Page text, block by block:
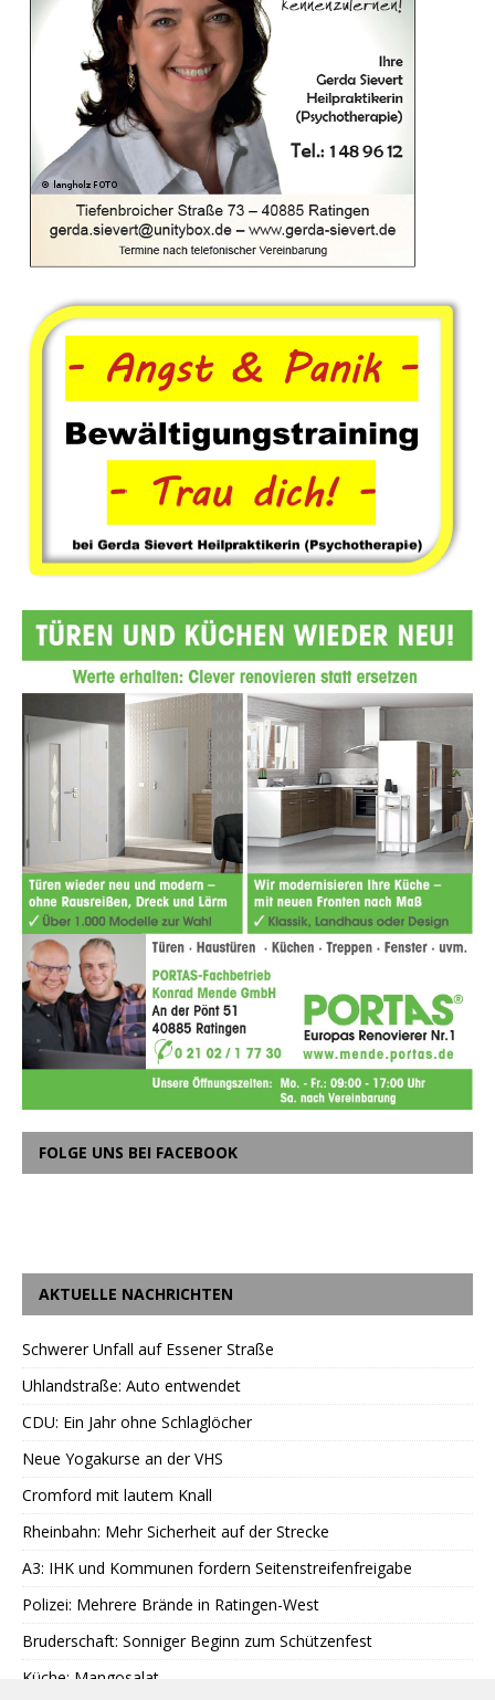
FOLGE UNS BEI FACEBOOK
AKTUELLE NACHRICHTEN
Schwerer Unfall auf Essener Straße
Uhlandstraße: Auto entwendet
CDU: Ein Jahr ohne Schlaglöcher
Neue Yogakurse an der VHS
Cromford mit lautem Knall
Rheinbahn: Mehr Sicherheit auf der Strecke
A3: IHK und Kommunen fordern Seitenstreifenfreigabe
Polizei: Mehrere Brände in Ratingen-West
Bruderschaft: Sonniger Beginn zum Schützenfest
Küche: Mangosalat